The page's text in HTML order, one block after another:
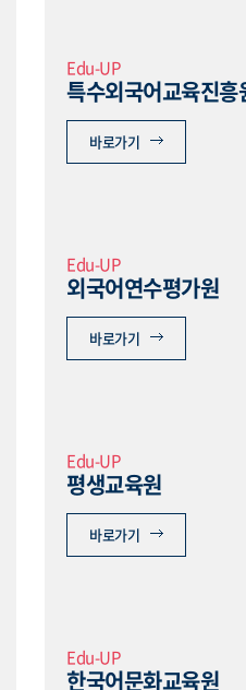
Edu-UP
특수외국어교육진흥
바로가기
Edu-UP
외국어연수평가원
바로가기
Edu-UP
평생교육원
바로가기
Edu-UP
한국어문화교육원